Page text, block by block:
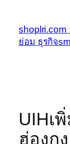
เนื้อหาย่อม ธุรกิจ
UIHเ
ฮ่องกง